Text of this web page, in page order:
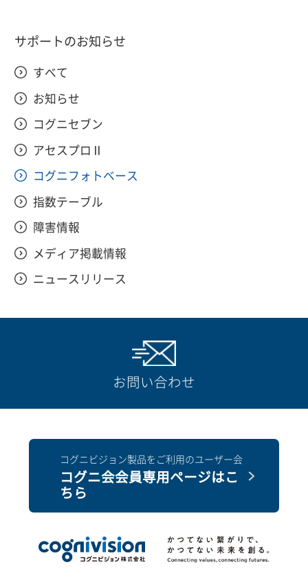
サポートのお知らせ
すべて
お知らせ
コグニセブン
アセスプロⅡ
コグニフォトベース
指数テーブル
障害情報
メディア掲載情報
ニュースリリース
お問い合わせ
コグニビジョン製品をご利用のユーザー会
コグニ会会員専用ページはこ
ちら